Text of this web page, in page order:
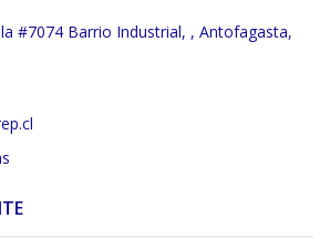
#7074 Barrio Industrial, , Antofagasta,